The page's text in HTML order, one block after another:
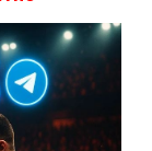
ты назвать!